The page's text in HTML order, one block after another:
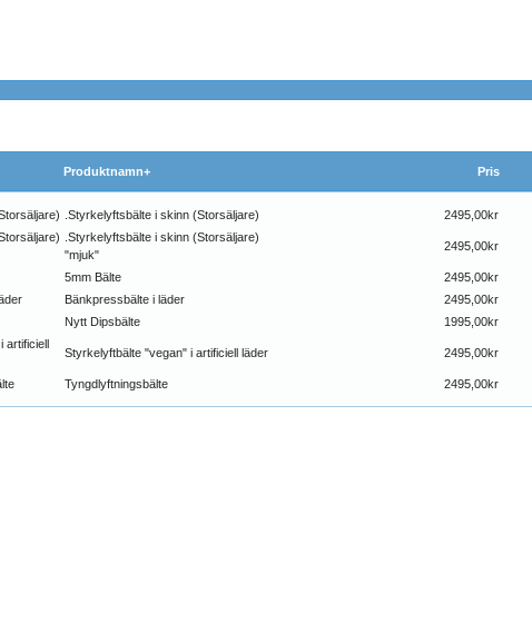
Produktnamn+ Pris
.Styrkelyftsbälte i skinn (Storsäljare) 2495,00kr
.Styrkelyftsbälte i skinn (Storsäljare)
"mjuk"
2495,00kr
5mm Bälte 2495,00kr
Bänkpressbälte i läder
2495,00kr
Nytt Dipsbälte
1995,00kr
Styrkelyftbälte "vegan" i artificiell läder 2495,00kr
Tyngdlyftningsbälte 2495,00kr